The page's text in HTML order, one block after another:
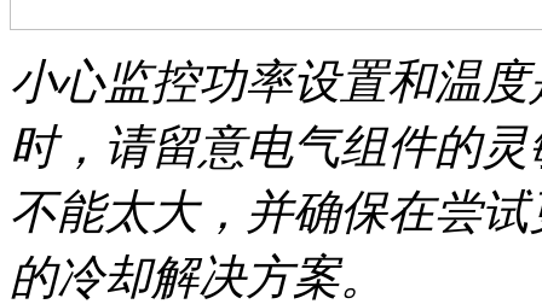
小心监控功率设置和温
时，请留意电气组件的
不能太大，并确保在尝
的冷却解决方案。